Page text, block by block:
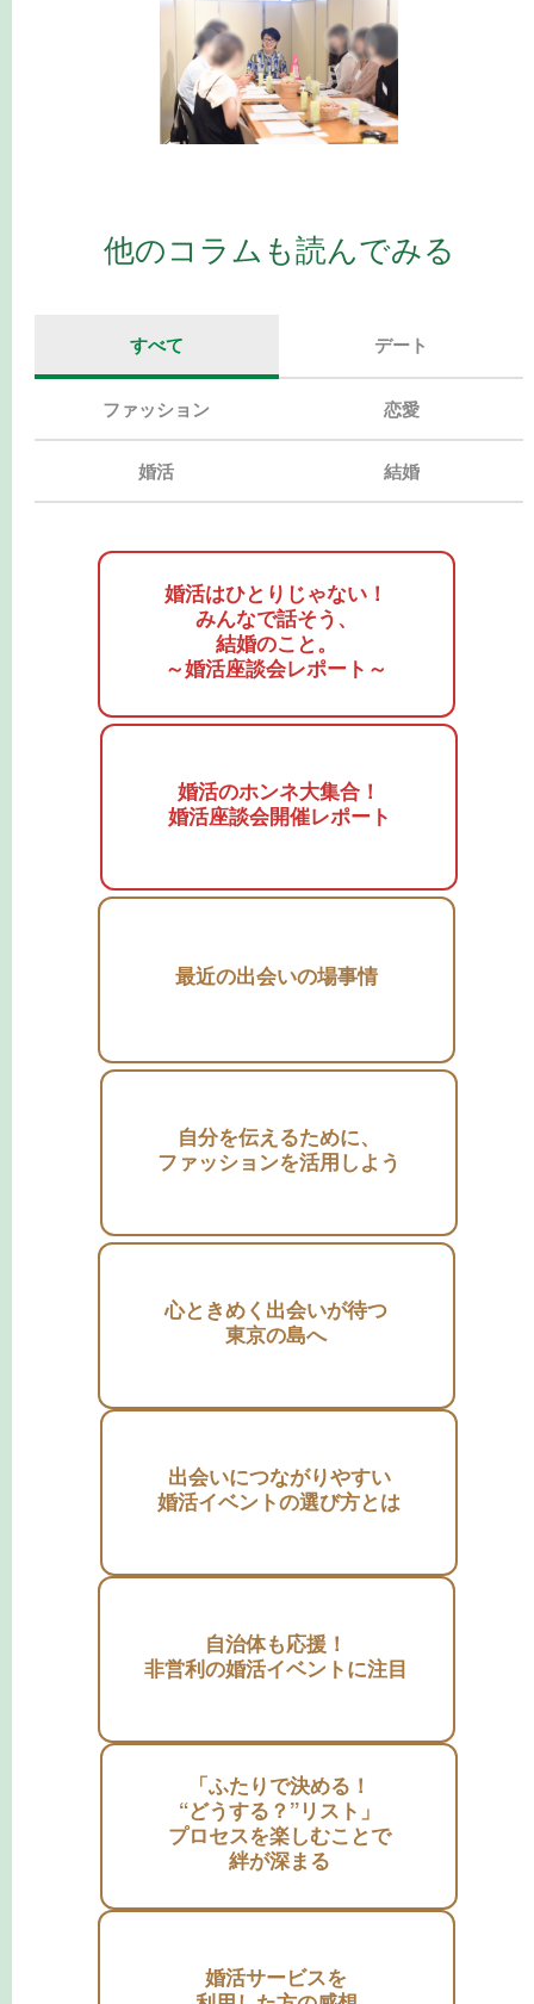
他のコラムも読んでみる
すべて デート
ファッション 恋愛
婚活 結婚
婚活はひとりじゃない！
みんなで話そう、
結婚のこと。
～婚活座談会レポート～
婚活のホンネ大集合！
婚活座談会開催レポート
最近の出会いの場事情
自分を伝えるために、
ファッションを活用しよう
心ときめく出会いが待つ
東京の島へ
出会いにつながりやすい
婚活イベントの選び方とは
自治体も応援！
非営利の婚活イベントに注目
「ふたりで決める！
“どうする？”リスト」
プロセスを楽しむことで
絆が深まる
婚活サービスを